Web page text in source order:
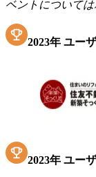
ベントについて
2023年 ユー
2023年 ユー